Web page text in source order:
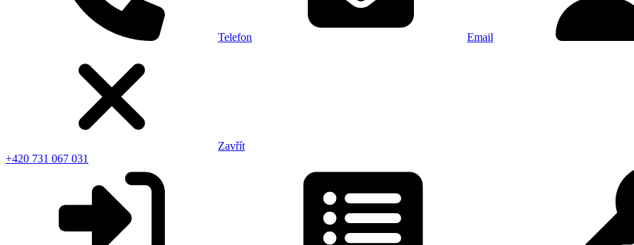
Telefon Email
Zavřít
+420 731 067 031